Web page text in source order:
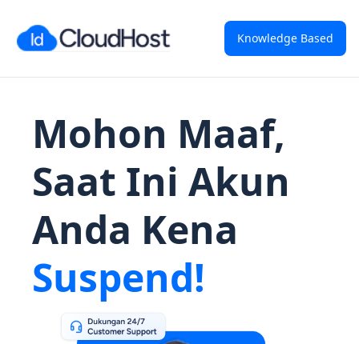
Knowledge Based
Mohon Maaf,
Saat Ini Akun
Anda Kena
Suspend!